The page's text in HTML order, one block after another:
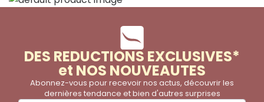
DES REDUCTIONS EXCLUSIVES*
et NOS NOUVEAUTES
Abonnez-vous pour recevoir nos actus, découvrir les
dernières tendance et bien d'autres surprises